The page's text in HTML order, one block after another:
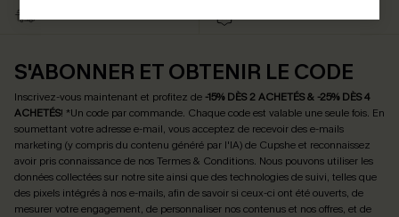
S'ABONNER ET OBTENIR LE CODE
Inscrivez-vous maintenant et profitez de -15% DÈS 2 ACHETÉS & -25% DÈS 4
ACHETÉS! *Un code par commande. Chaque code est valable une seule fois. En
soumettant votre adresse e-mail, vous acceptez de recevoir des e-mails
marketing (y compris du contenu généré par l'IA) de Cupshe et reconnaissez
avoir pris connaissance de nosTermes & Conditions. Nous pouvons utiliser les
données collectées sur notre site ainsi que des technologies de suivi, telles que
des pixels intégrés à nos e-mails, afin de savoir si ceux-ci ont été ouverts, de
mesurer votre engagement, de personnaliser nos contenus et nos offres, et de